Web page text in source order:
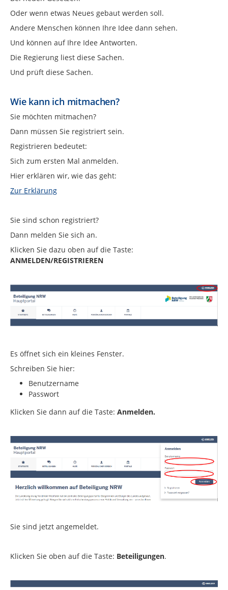
Oder wenn etwas Neues gebaut werden soll.
Andere Menschen können Ihre Idee dann sehen.
Und können auf Ihre Idee Antworten.
Die Regierung liest diese Sachen.
Und prüft diese Sachen.
Wie kann ich mitmachen?
Sie möchten mitmachen?
Dann müssen Sie registriert sein.
Registrieren bedeutet:
Sich zum ersten Mal anmelden.
Hier erklären wir, wie das geht:
Zur Erklärung
Sie sind schon registriert?
Dann melden Sie sich an.
Klicken Sie dazu oben auf die Taste:
ANMELDEN/REGISTRIEREN
Es öffnet sich ein kleines Fenster.
Schreiben Sie hier:
Benutzername
Passwort
Klicken Sie dann auf die Taste: Anmelden.
Sie sind jetzt angemeldet.
Klicken Sie oben auf die Taste: Beteiligungen.